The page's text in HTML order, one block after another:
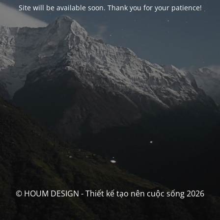
Site will be available soon. Thank you for your patience!
© HOUM DESIGN - Thiết kế tạo nên cuộc sống 2026